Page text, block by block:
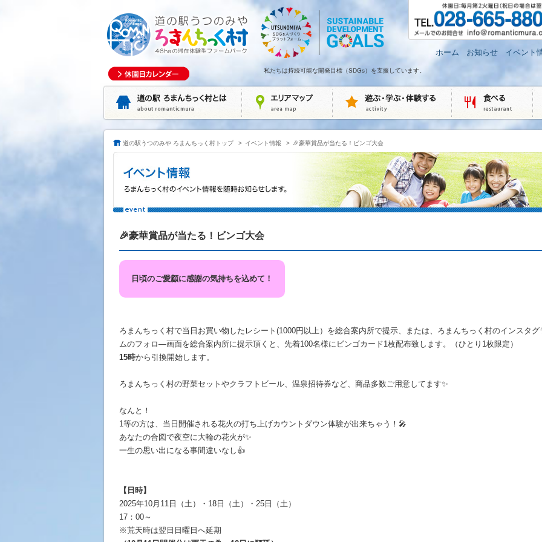
ホーム お知らせ イベント
私たちは持続可能な開発目標（SDGs）を支援しています。
道の駅うつのみや ろまんちっく村トップ > イベント情報 > 🎉豪華賞品が当たる！ビンゴ大会
🎉豪華賞品が当たる！ビンゴ大会
日頃のご愛顧に感謝の気持ちを込めて！
ろまんちっく村で当日お買い物したレシート(1000円以上）を総合案内所で提示、または、ろまんちっく村のインスタグ
ムのフォロ―画面を総合案内所に提示頂くと、先着100名様にビンゴカード1枚配布致します。（ひとり1枚限定）
15時から引換開始します。
ろまんちっく村の野菜セットやクラフトビール、温泉招待券など、商品多数ご用意してます✨
なんと！
1等の方は、当日開催される花火の打ち上げカウントダウン体験が出来ちゃう！🎤
あなたの合図で夜空に大輪の花火が✨
一生の思い出になる事間違いなし👍
【日時】
2025年10月11日（土）・18日（土）・25日（土）
17：00～
※荒天時は翌日日曜日へ延期